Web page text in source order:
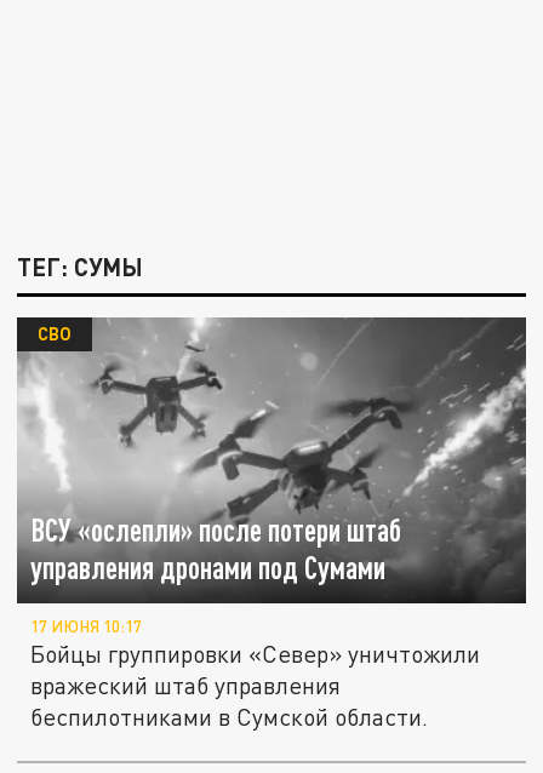
ТЕГ: СУМЫ
ВСУ «ослепли» после потери штаб
управления дронами под Сумами
СВО
17 ИЮНЯ 10:17
Бойцы группировки «Север» уничтожили
вражеский штаб управления
беспилотниками в Сумской области.